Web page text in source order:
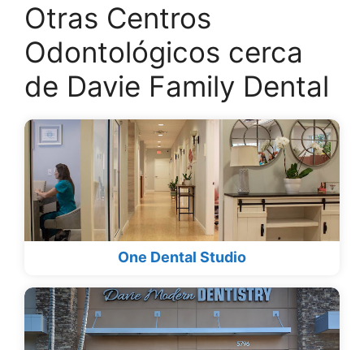
Otras Centros
Odontológicos cerca
de Davie Family Dental
One Dental Studio